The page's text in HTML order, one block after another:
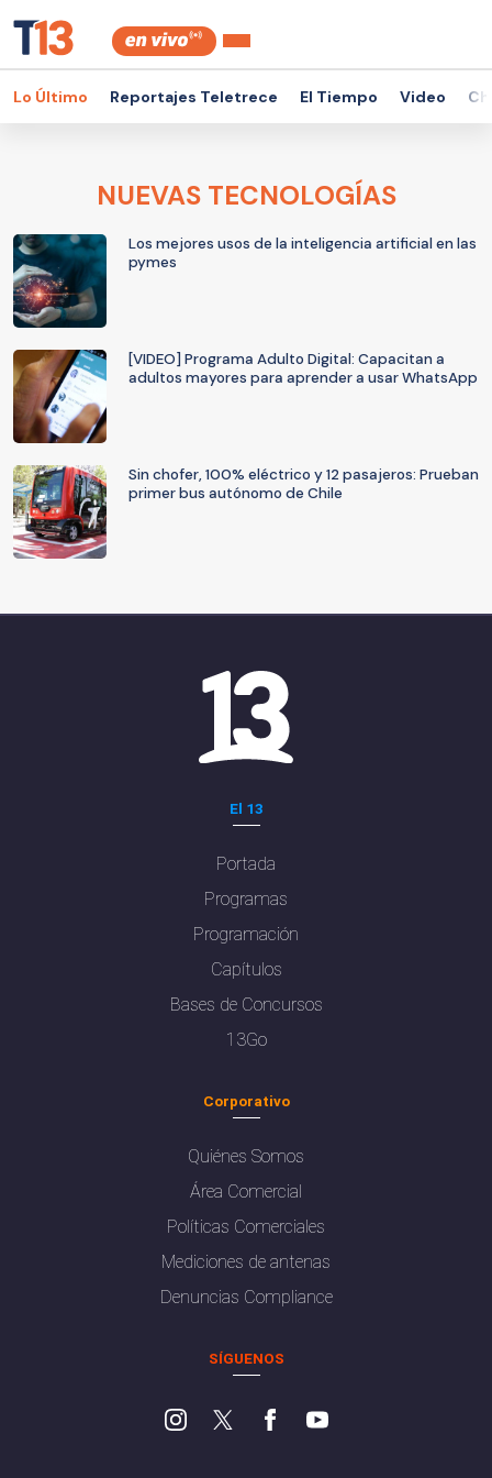
Lo Último Reportajes Teletrece El Tiempo Video
NUEVAS TECNOLOGÍAS
Los mejores usos de la inteligencia artificial en las
pymes
[VIDEO] Programa Adulto Digital: Capacitan a
adultos mayores para aprender a usar WhatsApp
Sin chofer, 100% eléctrico y 12 pasajeros: Prueban
primer bus autónomo de Chile
El 13
Portada
Programas
Programación
Capítulos
Bases de Concursos
13Go
Corporativo
Quiénes Somos
Área Comercial
Políticas Comerciales
Mediciones de antenas
Denuncias Compliance
SÍGUENOS